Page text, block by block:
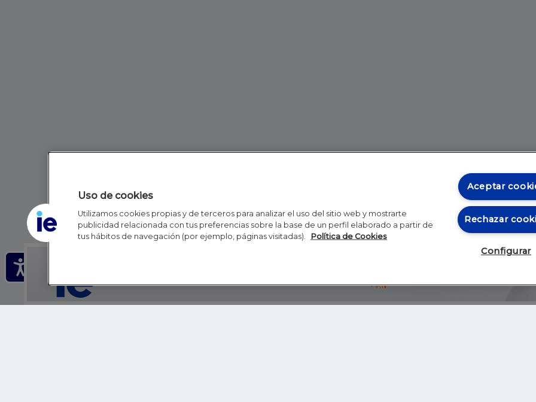
Inicio RSS
Uso de cookies
Utilizamos cookies propias y de terceros para analizar el uso del sitio web y mostrarte
publicidad relacionada con tus preferencias sobre la base de un perfil elaborado a partir de
tus hábitos de navegación (por ejemplo, páginas visitadas).
Política de Cookies
Aceptar
Rechazar
Configurar